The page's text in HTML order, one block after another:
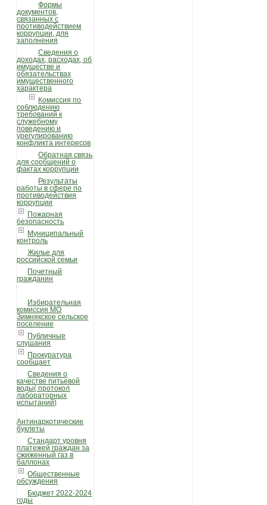
Формы
документов,
связанных с
противодействием
коррупции, для
заполнения
Сведения о
доходах, расходах, об
имуществе и
обязательствах
имущественного
характера
Комиссия по
соблюдению
требований к
служебному
поведению и
урегулированию
конфликта интересов
Обратная связь
для сообщений о
фактах коррупции
Результаты
работы в сфере по
противодействия
коррупции
Пожарная
безопасность
Муниципальный
контроль
Жилье для
российской семьи
Почетный
гражданин
Избирательная
комиссия МО
Зимнякское сельское
поселение
Публичные
слушания
Прокуратура
сообщает
Сведения о
качестве питьевой
воды( протокол
лабораторных
испытаний)
Антинаркотические
буклеты
Стандарт уровня
платежей граждан за
сжиженный газ в
баллонах
Общественные
обсуждения
Бюджет 2022-2024
годы